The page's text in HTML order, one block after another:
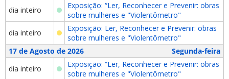
dia inteiro
Exposição: “Ler, Reconhecer e Prevenir: obras
sobre mulheres e "Violentômetro"
dia inteiro
Exposição: Ler, Reconhecer e Prevenir: obras
sobre mulheres e "Violentômetro"
17 de Agosto de 2026
Segunda-feira
dia inteiro
Exposição: “Ler, Reconhecer e Prevenir: obras
sobre mulheres e "Violentômetro"